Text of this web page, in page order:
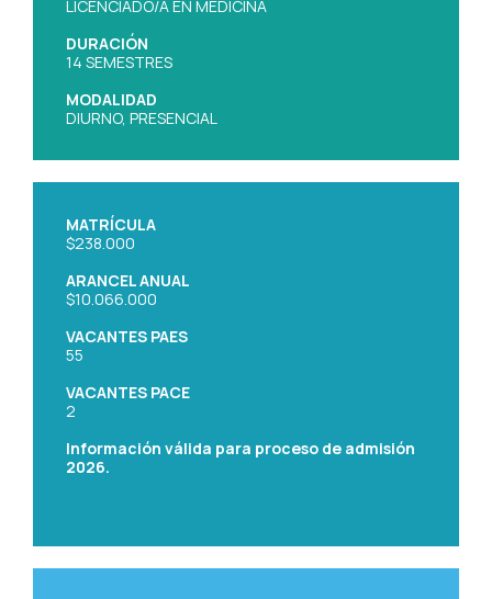
LICENCIADO/A EN MEDICINA
DURACIÓN
14 SEMESTRES
MODALIDAD
DIURNO, PRESENCIAL
MATRÍCULA
$238.000
ARANCEL ANUAL
$10.066.000
VACANTES PAES
55
VACANTES PACE
2
Información válida para proceso de admisión
2026.